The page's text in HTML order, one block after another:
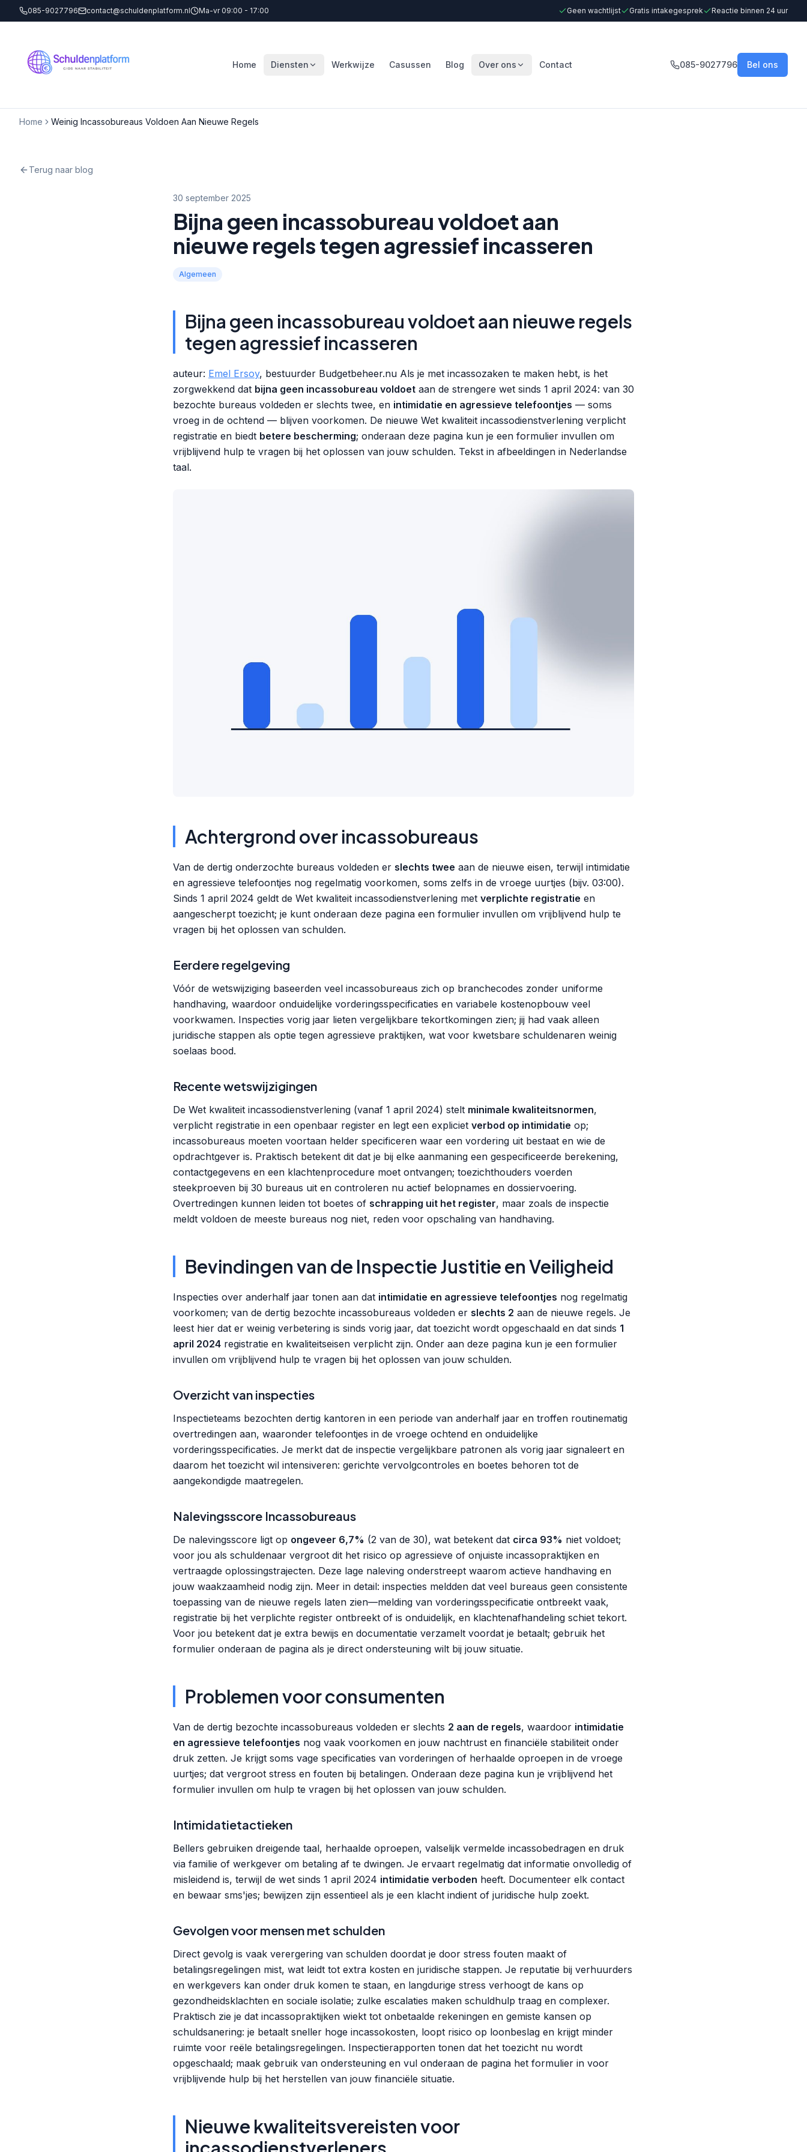
085-9027796 contact@schuldenplatform.nl Ma-vr 09:00 - 17:00 Geen wachtlijst Gratis intakegesprek Reactie binnen 24 uur
Home Diensten Werkwijze Casussen Blog Over ons Contact 085-9027796 Bel ons
Home Weinig Incassobureaus Voldoen Aan Nieuwe Regels
Terug naar blog
30 september 2025
Bijna geen incassobureau voldoet aan
nieuwe regels tegen agressief incasseren
Algemeen
Bijna geen incassobureau voldoet aan nieuwe regels
tegen agressief incasseren
auteur: Emel Ersoy, bestuurder Budgetbeheer.nu Als je met incassozaken te maken hebt, is het
zorgwekkend dat bijna geen incassobureau voldoet aan de strengere wet sinds 1 april 2024: van 30
bezochte bureaus voldeden er slechts twee, en intimidatie en agressieve telefoontjes — soms
vroeg in de ochtend — blijven voorkomen. De nieuwe Wet kwaliteit incassodienstverlening verplicht
registratie en biedt betere bescherming; onderaan deze pagina kun je een formulier invullen om
vrijblijvend hulp te vragen bij het oplossen van jouw schulden. Tekst in afbeeldingen in Nederlandse
taal.
Achtergrond over incassobureaus
Van de dertig onderzochte bureaus voldeden er slechts twee aan de nieuwe eisen, terwijl intimidatie
en agressieve telefoontjes nog regelmatig voorkomen, soms zelfs in de vroege uurtjes (bijv. 03:00).
Sinds 1 april 2024 geldt de Wet kwaliteit incassodienstverlening met verplichte registratie en
aangescherpt toezicht; je kunt onderaan deze pagina een formulier invullen om vrijblijvend hulp te
vragen bij het oplossen van schulden.
Eerdere regelgeving
Vóór de wetswijziging baseerden veel incassobureaus zich op branchecodes zonder uniforme
handhaving, waardoor onduidelijke vorderingsspecificaties en variabele kostenopbouw veel
voorkwamen. Inspecties vorig jaar lieten vergelijkbare tekortkomingen zien; jij had vaak alleen
juridische stappen als optie tegen agressieve praktijken, wat voor kwetsbare schuldenaren weinig
soelaas bood.
Recente wetswijzigingen
De Wet kwaliteit incassodienstverlening (vanaf 1 april 2024) stelt minimale kwaliteitsnormen,
verplicht registratie in een openbaar register en legt een expliciet verbod op intimidatie op;
incassobureaus moeten voortaan helder specificeren waar een vordering uit bestaat en wie de
opdrachtgever is. Praktisch betekent dit dat je bij elke aanmaning een gespecificeerde berekening,
contactgegevens en een klachtenprocedure moet ontvangen; toezichthouders voerden
steekproeven bij 30 bureaus uit en controleren nu actief belopnames en dossiervoering.
Overtredingen kunnen leiden tot boetes of schrapping uit het register, maar zoals de inspectie
meldt voldoen de meeste bureaus nog niet, reden voor opschaling van handhaving.
Bevindingen van de Inspectie Justitie en Veiligheid
Inspecties over anderhalf jaar tonen aan dat intimidatie en agressieve telefoontjes nog regelmatig
voorkomen; van de dertig bezochte incassobureaus voldeden er slechts 2 aan de nieuwe regels. Je
leest hier dat er weinig verbetering is sinds vorig jaar, dat toezicht wordt opgeschaald en dat sinds 1
april 2024 registratie en kwaliteitseisen verplicht zijn. Onder aan deze pagina kun je een formulier
invullen om vrijblijvend hulp te vragen bij het oplossen van jouw schulden.
Overzicht van inspecties
Inspectieteams bezochten dertig kantoren in een periode van anderhalf jaar en troffen routinematig
overtredingen aan, waaronder telefoontjes in de vroege ochtend en onduidelijke
vorderingsspecificaties. Je merkt dat de inspectie vergelijkbare patronen als vorig jaar signaleert en
daarom het toezicht wil intensiveren: gerichte vervolgcontroles en boetes behoren tot de
aangekondigde maatregelen.
Nalevingsscore Incassobureaus
De nalevingsscore ligt op ongeveer 6,7% (2 van de 30), wat betekent dat circa 93% niet voldoet;
voor jou als schuldenaar vergroot dit het risico op agressieve of onjuiste incassopraktijken en
vertraagde oplossingstrajecten. Deze lage naleving onderstreept waarom actieve handhaving en
jouw waakzaamheid nodig zijn. Meer in detail: inspecties meldden dat veel bureaus geen consistente
toepassing van de nieuwe regels laten zien—melding van vorderingsspecificatie ontbreekt vaak,
registratie bij het verplichte register ontbreekt of is onduidelijk, en klachtenafhandeling schiet tekort.
Voor jou betekent dat je extra bewijs en documentatie verzamelt voordat je betaalt; gebruik het
formulier onderaan de pagina als je direct ondersteuning wilt bij jouw situatie.
Problemen voor consumenten
Van de dertig bezochte incassobureaus voldeden er slechts 2 aan de regels, waardoor intimidatie
en agressieve telefoontjes nog vaak voorkomen en jouw nachtrust en financiële stabiliteit onder
druk zetten. Je krijgt soms vage specificaties van vorderingen of herhaalde oproepen in de vroege
uurtjes; dat vergroot stress en fouten bij betalingen. Onderaan deze pagina kun je vrijblijvend het
formulier invullen om hulp te vragen bij het oplossen van jouw schulden.
Intimidatietactieken
Bellers gebruiken dreigende taal, herhaalde oproepen, valselijk vermelde incassobedragen en druk
via familie of werkgever om betaling af te dwingen. Je ervaart regelmatig dat informatie onvolledig of
misleidend is, terwijl de wet sinds 1 april 2024 intimidatie verboden heeft. Documenteer elk contact
en bewaar sms'jes; bewijzen zijn essentieel als je een klacht indient of juridische hulp zoekt.
Gevolgen voor mensen met schulden
Direct gevolg is vaak verergering van schulden doordat je door stress fouten maakt of
betalingsregelingen mist, wat leidt tot extra kosten en juridische stappen. Je reputatie bij verhuurders
en werkgevers kan onder druk komen te staan, en langdurige stress verhoogt de kans op
gezondheidsklachten en sociale isolatie; zulke escalaties maken schuldhulp traag en complexer.
Praktisch zie je dat incassopraktijken wiekt tot onbetaalde rekeningen en gemiste kansen op
schuldsanering: je betaalt sneller hoge incassokosten, loopt risico op loonbeslag en krijgt minder
ruimte voor reële betalingsregelingen. Inspectierapporten tonen dat het toezicht nu wordt
opgeschaald; maak gebruik van ondersteuning en vul onderaan de pagina het formulier in voor
vrijblijvende hulp bij het herstellen van jouw financiële situatie.
Nieuwe kwaliteitsvereisten voor